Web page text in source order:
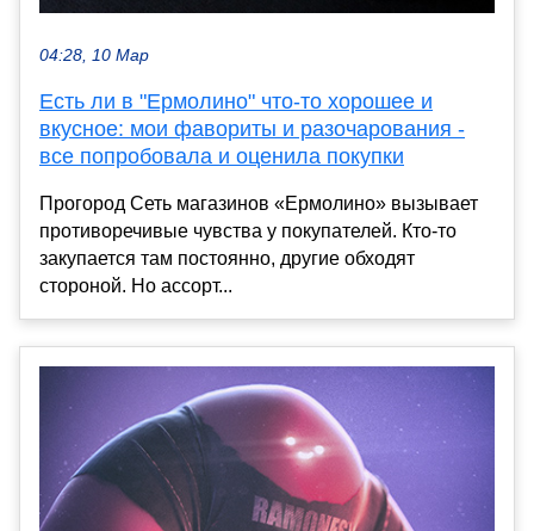
04:28, 10 Мар
Есть ли в "Ермолино" что-то хорошее и
вкусное: мои фавориты и разочарования -
все попробовала и оценила покупки
Прогород Сеть магазинов «Ермолино» вызывает
противоречивые чувства у покупателей. Кто-то
закупается там постоянно, другие обходят
стороной. Но ассорт...